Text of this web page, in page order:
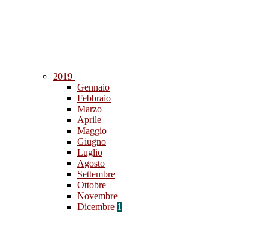
2019
Gennaio
Febbraio
Marzo
Aprile
Maggio
Giugno
Luglio
Agosto
Settembre
Ottobre
Novembre
Dicembre 1